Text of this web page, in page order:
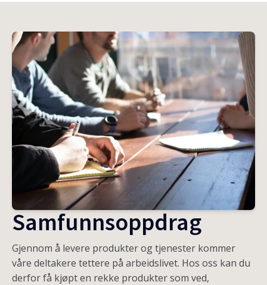
Samfunnsoppdrag
Gjennom å levere produkter og tjenester kommer
våre deltakere tettere på arbeidslivet. Hos oss kan du
derfor få kjøpt en rekke produkter som ved,